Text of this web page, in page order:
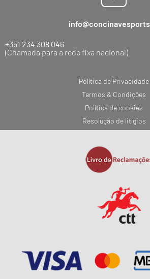
Política de Privacidade
Termos & Condições
Política de cookies
Resolução de litígios
+351 234 308 046
(Chamada para a rede fixa nacional)